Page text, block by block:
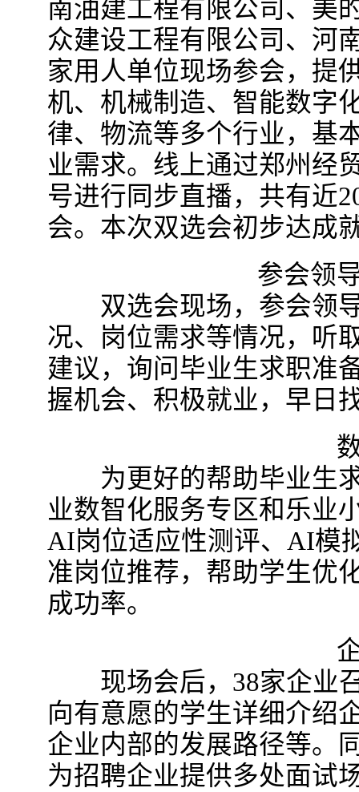
南油建工程有限公司、美
众建设工程有限公司、河
家用人单位现场参会，提
机、机械制造、智能数字
律、物流等多个行业，基
业需求。线上通过郑州经
号进行同步直播，共有近
会。本次双选会初步达成
参会领导
双选会现场，参会领导
况、岗位需求等情况，听
建议，询问毕业生求职准
握机会、积极就业，早日
数
为更好的帮助毕业生求
业数智化服务专区和乐业
AI岗位适应性测评、AI模
准岗位推荐，帮助学生优
成功率。
企
现场会后，38家企业召
向有意愿的学生详细介绍
企业内部的发展路径等。
为招聘企业提供多处面试